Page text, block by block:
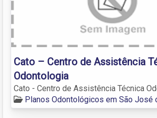
Cato – Centro de Assistência
Odontologia
Cato - Centro de Assistência Técnica
Planos Odontológicos em São José